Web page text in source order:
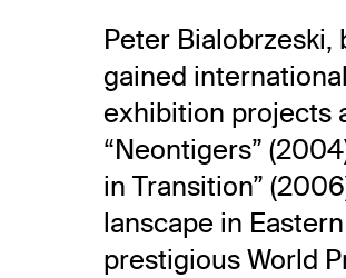
Peter Bialobrzeski,
gained
exhibition projects
“Neontigers”
in Transition”
lanscape in
prestigious World